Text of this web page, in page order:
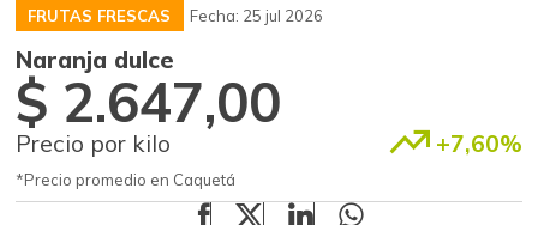
FRUTAS FRESCAS Fecha: 25 jul 2026
Naranja dulce
$ 2.647,00
Precio por kilo +7,60%
*Precio promedio en Caquetá